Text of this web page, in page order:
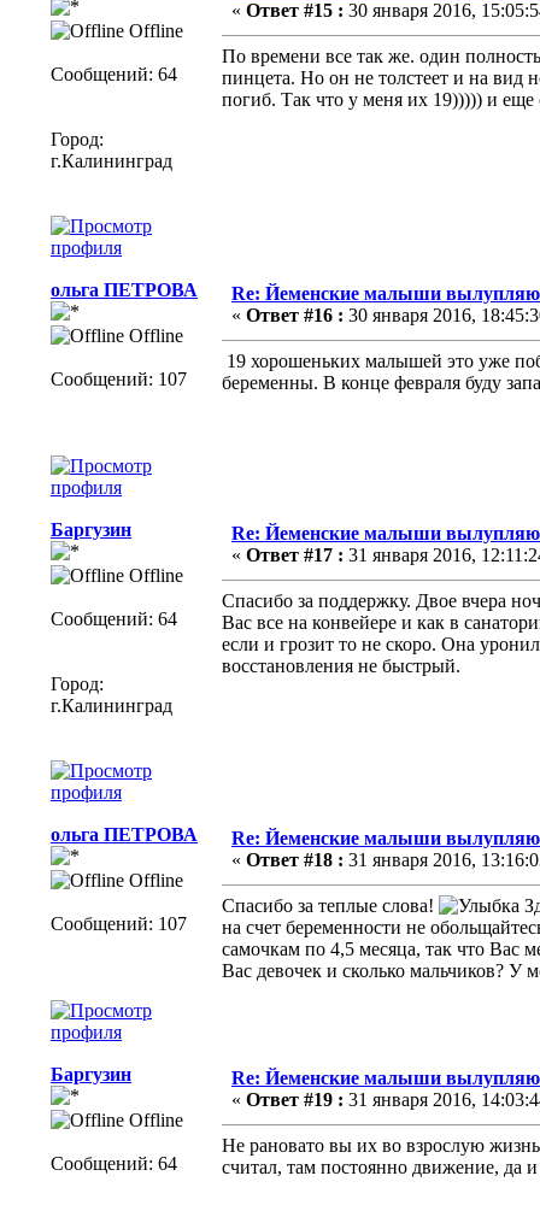
Offline
Сообщений: 64
Город:
г.Калининград
« Ответ #15 : 30 января 2016,
По времени все так же. один
пинцета. Но он не толстеет и на вид
погиб. Так что у меня их 19))))) и еще
ольга ПЕТРОВА
Offline
Сообщений: 107
Re: Йеменские малыши
« Ответ #16 : 30 января 2016,
19 хорошеньких малышей это уже
беременны. В конце февраля буду
Баргузин
Offline
Сообщений: 64
Город:
г.Калининград
Re: Йеменские малыши
« Ответ #17 : 31 января 2016,
Спасибо за поддержку. Двое вчера
Вас все на конвейере и как в
если и грозит то не скоро. Она
восстановления не быстрый.
ольга ПЕТРОВА
Offline
Сообщений: 107
Re: Йеменские малыши
« Ответ #18 : 31 января 2016,
Спасибо за теплые слова!
на счет беременности не
самочкам по 4,5 месяца, так что Вас
Вас девочек и сколько мальчиков?
Баргузин
Offline
Сообщений: 64
Re: Йеменские малыши
« Ответ #19 : 31 января 2016,
Не рановато вы их во взрослую
считал, там постоянно движение, да